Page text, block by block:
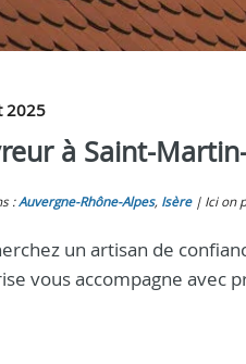
2025
à Saint-
:Auvergne-Rhône-Alpes, Isère Ici on
un artisan de
vous accompagne avec